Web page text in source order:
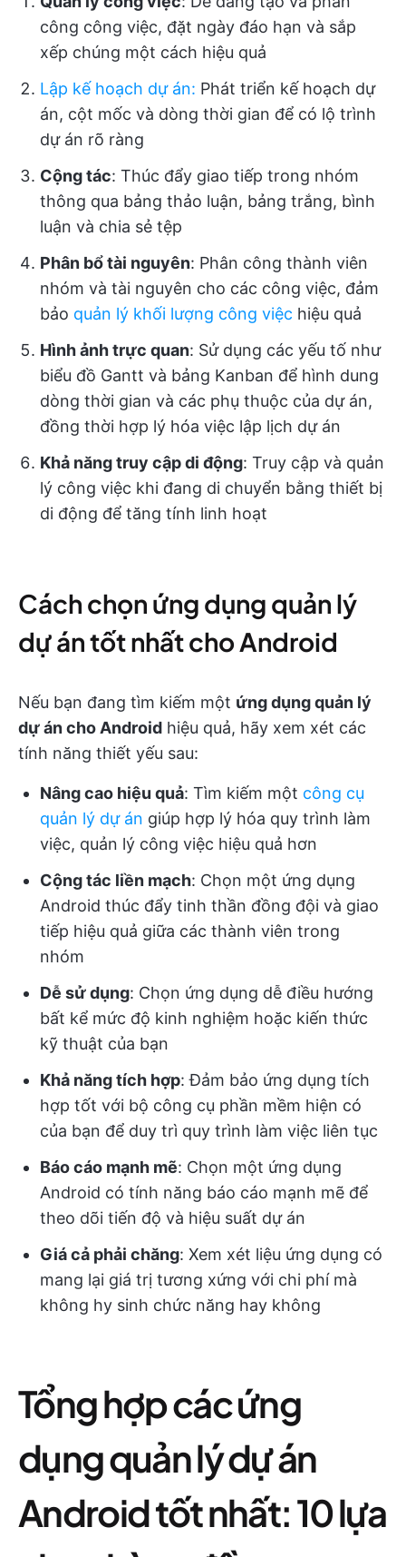
công công việc, đặt ngày đáo hạn và sắp
xếp chúng một cách hiệu quả
Lập kế hoạch dự án: Phát triển kế hoạch dự
án, cột mốc và dòng thời gian để có lộ trình
dự án rõ ràng
Cộng tác: Thúc đẩy giao tiếp trong nhóm
thông qua bảng thảo luận, bảng trắng, bình
luận và chia sẻ tệp
Phân bổ tài nguyên: Phân công thành viên
nhóm và tài nguyên cho các công việc, đảm
bảo quản lý khối lượng công việc hiệu quả
Hình ảnh trực quan: Sử dụng các yếu tố như
biểu đồ Gantt và bảng Kanban để hình dung
dòng thời gian và các phụ thuộc của dự án,
đồng thời hợp lý hóa việc lập lịch dự án
Khả năng truy cập di động: Truy cập và quản
lý công việc khi đang di chuyển bằng thiết bị
di động để tăng tính linh hoạt
Cách chọn ứng dụng quản lý
dự án tốt nhất cho Android
Nếu bạn đang tìm kiếm một ứng dụng quản lý
dự án cho Android hiệu quả, hãy xem xét các
tính năng thiết yếu sau:
Nâng cao hiệu quả: Tìm kiếm một công cụ
quản lý dự án giúp hợp lý hóa quy trình làm
việc, quản lý công việc hiệu quả hơn
Cộng tác liền mạch: Chọn một ứng dụng
Android thúc đẩy tinh thần đồng đội và giao
tiếp hiệu quả giữa các thành viên trong
nhóm
Dễ sử dụng: Chọn ứng dụng dễ điều hướng
bất kể mức độ kinh nghiệm hoặc kiến thức
kỹ thuật của bạn
Khả năng tích hợp: Đảm bảo ứng dụng tích
hợp tốt với bộ công cụ phần mềm hiện có
của bạn để duy trì quy trình làm việc liên tục
Báo cáo mạnh mẽ: Chọn một ứng dụng
Android có tính năng báo cáo mạnh mẽ để
theo dõi tiến độ và hiệu suất dự án
Giá cả phải chăng: Xem xét liệu ứng dụng có
mang lại giá trị tương xứng với chi phí mà
không hy sinh chức năng hay không
Tổng hợp các ứng
dụng quản lý dự án
Android tốt nhất: 10 lựa